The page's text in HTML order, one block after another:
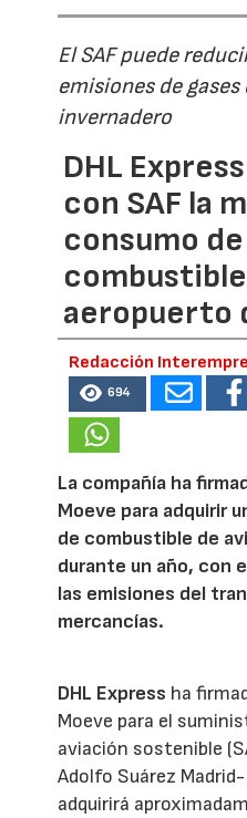
El SAF puede
emisiones de
invernadero
DHL
con SAF la
consumo de
aeropuerto
Redacción
694
La compañía ha
Moeve para adquirir
de combustible de
durante un año, con
las emisiones del
mercancías.
DHL Express ha
Moeve para el
aviación sostenible
Adolfo Suárez
adquirirá